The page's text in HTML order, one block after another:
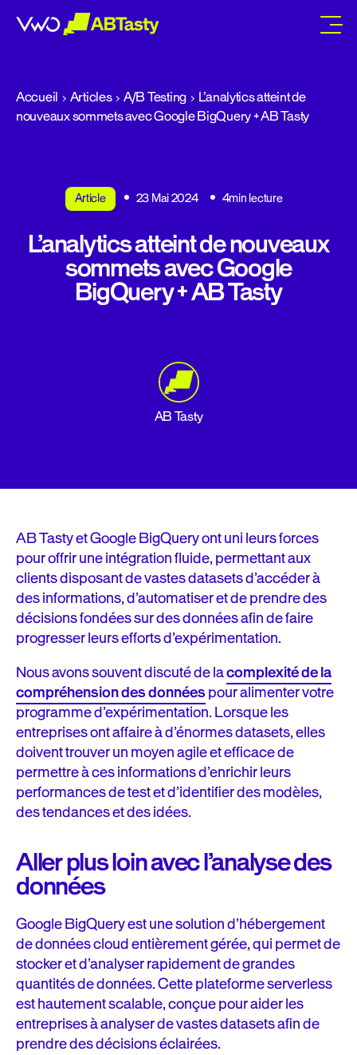
Accueil Articles A/B Testing
L’analytics atteint de
nouveaux sommets avec Google BigQuery + AB Tasty
Article 23 Mai 2024 4min lecture
L’analytics atteint de nouveaux
sommets avec Google
BigQuery + AB Tasty
AB Tasty
AB Tasty et Google BigQuery ont uni leurs forces
pour offrir une intégration fluide, permettant aux
clients disposant de vastes datasets d’accéder à
des informations, d’automatiser et de prendre des
décisions fondées sur des données afin de faire
progresser leurs efforts d’expérimentation.
Nous avons souvent discuté de lacomplexité de la
compréhension des donnéespour alimenter votre
programme d’expérimentation. Lorsque les
entreprises ont affaire à d’énormes datasets, elles
doivent trouver un moyen agile et efficace de
permettre à ces informations d’enrichir leurs
performances de test et d’identifier des modèles,
des tendances et des idées.
Aller plus loin avec l’analyse des
données
Google BigQuery est une solution d’hébergement
de données cloud entièrement gérée, qui permet de
stocker et d’analyser rapidement de grandes
quantités de données. Cette plateforme serverless
est hautement scalable, conçue pour aider les
entreprises à analyser de vastes datasets afin de
prendre des décisions éclairées.